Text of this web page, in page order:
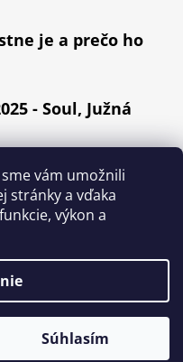
vám umožnili
stránky a vďaka
výkon a
Súhlasím
je a prečo ho
- Soul, Južná
Premium
práva vyhradené.